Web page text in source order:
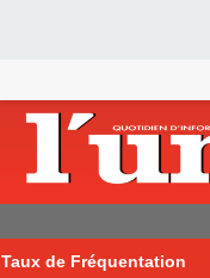
Taux de Fréquentation